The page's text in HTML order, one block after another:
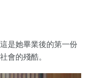
是她畢業後的第一份
會的殘酷。